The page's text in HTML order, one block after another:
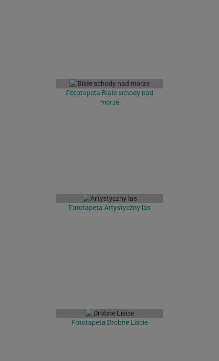
Fototapeta Białe schody nad
morze
Fototapeta Artystyczny las
Fototapeta Drobne Liście